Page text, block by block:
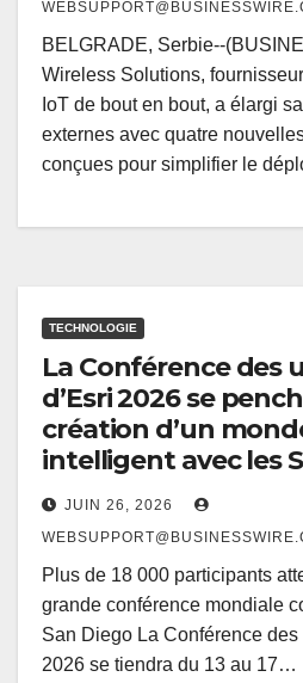
BELGRADE, Serbie--
Wireless Solutions,
IoT de bout en bout, a élargi
externes avec quatre
conçues pour simplifier le
TECHNOLOGIE
La Conférence des
d’Esri 2026 se
création d’un
intelligent avec les
JUIN 26, 2026
Plus de 18 000 participants
grande conférence mondiale
San Diego La Conférence
2026 se tiendra du 13 au 17…